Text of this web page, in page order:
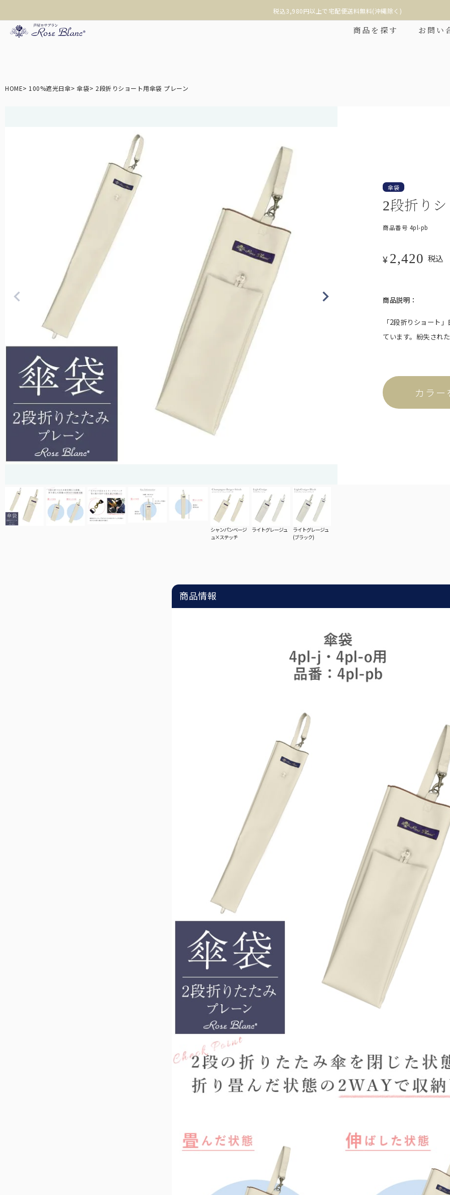
税込3,980円以上で宅配便送料無料(沖縄除く)
商品を探す お問い
折り畳み日傘
アームカバー/手袋
UVカットウェア
サングラス
スキンケア/その他
3段折りたたみ
ロサブランの折りたたみ日傘の中で最もコンパク
2段折りショート
折りたたみ日傘に見えない、丸くて美しい
2段折りラージ
男性にもお使いいただける、折りたたみ日傘の特
大サイズ。
自動開閉
ワンタッチで瞬時に開閉可能。
HOME 100%遮光日傘 傘袋 2段折りショート用傘袋 プレーン
シャンパンベージ
ュ×ステッチ
ライトグレージュ
ライトグレージュ
(ブラック)
傘袋
2段折り
商品番号 4pl-pb
¥2,420 税込
商品説明：
「2段折りショート
ています。紛失され
カラー